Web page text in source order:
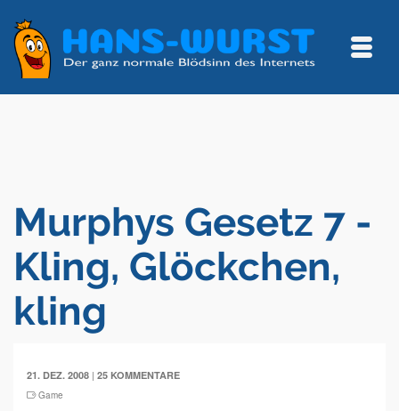
Murphys Gesetz 7 -
Kling, Glöckchen,
kling
21. DEZ. 2008 | 25 KOMMENTARE
Game